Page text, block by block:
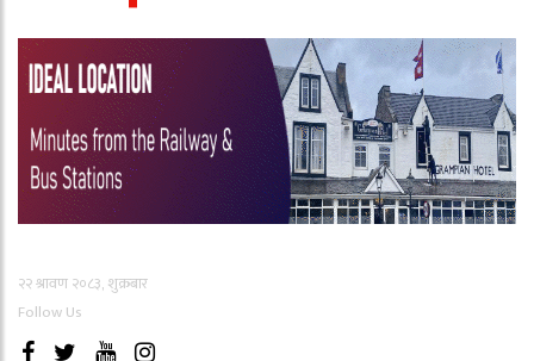
२२ श्रावण २०८३, शुक्रबार
Follow Us